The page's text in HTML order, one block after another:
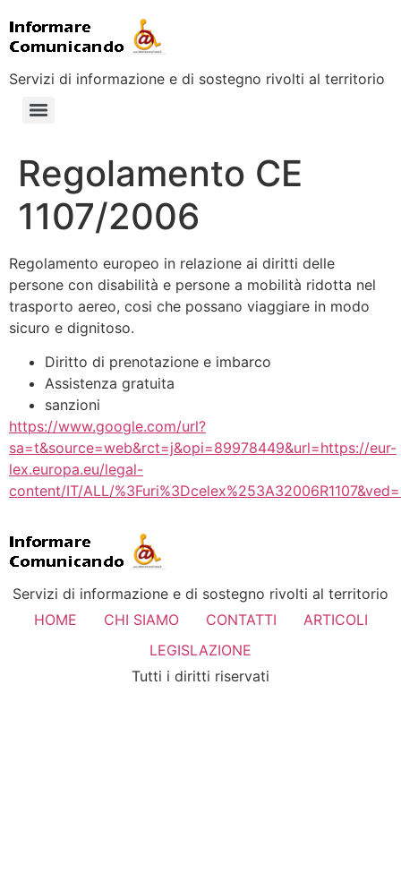
Servizi di informazione e di sostegno rivolti al territorio
Regolamento CE
1107/2006
Regolamento europeo in relazione ai diritti delle
persone con disabilità e persone a mobilità ridotta nel
trasporto aereo, cosi che possano viaggiare in modo
sicuro e dignitoso.
Diritto di prenotazione e imbarco
Assistenza gratuita
sanzioni
https://www.google.com/url?
sa=t&source=web&rct=j&opi=89978449&url=https://eur-
lex.europa.eu/legal-
content/IT/ALL/
Servizi di informazione e di sostegno rivolti al territorio
HOME
CHI SIAMO CONTATTI
ARTICOLI
LEGISLAZIONE
Tutti i diritti riservati